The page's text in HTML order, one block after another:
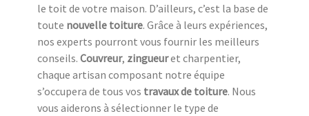
le toit de votre maison. D’ailleurs, c’est la base de
toute nouvelle toiture. Grâce à leurs expériences,
nos experts pourront vous fournir les meilleurs
conseils. Couvreur, zingueuret charpentier,
chaque artisan composant notre équipe
s’occupera de tous vos travaux de toiture. Nous
vous aiderons à sélectionner le type de